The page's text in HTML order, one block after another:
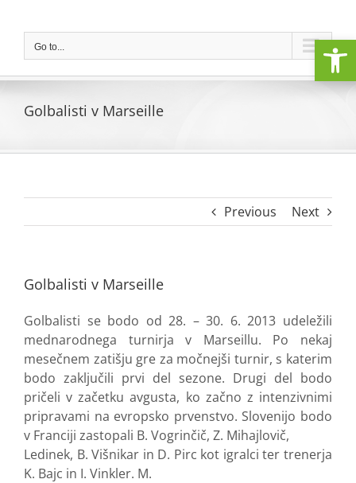
contentGo to...
Golbalisti v Marseille
Previous Next
Golbalisti v Marseille
Golbalisti se bodo od 28. – 30. 6. 2013 udeležili
mednarodnega turnirja v Marseillu. Po nekaj
mesečnem zatišju gre za močnejši turnir, s katerim
bodo zaključili prvi del sezone. Drugi del bodo
pričeli v začetku avgusta, ko začno z intenzivnimi
pripravami na evropsko prvenstvo. Slovenijo bodo
v Franciji zastopali B. Vogrinčič, Z. Mihajlovič,
Ledinek, B. Višnikar in D. Pirc kot igralci ter trenerja
K. Bajc in I. Vinkler. M.